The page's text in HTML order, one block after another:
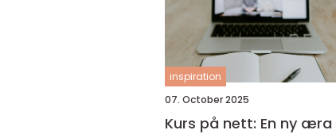
inspiration
07. October 2025
Kurs på nett: En ny æra